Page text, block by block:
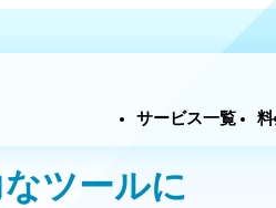
サービス
ツールに